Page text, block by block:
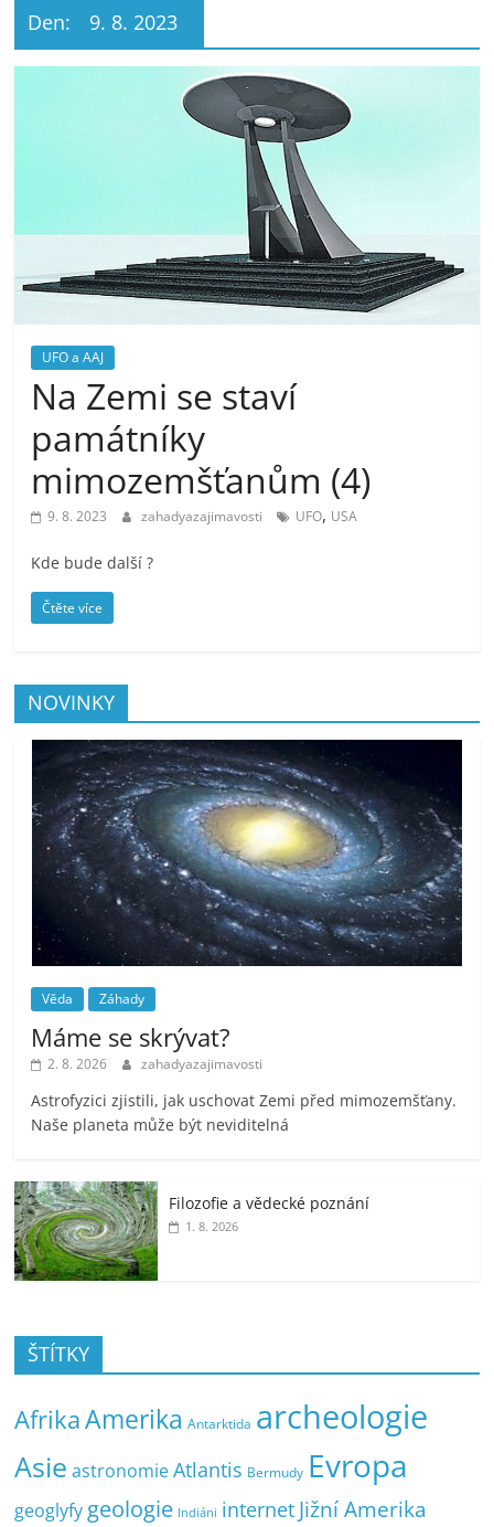
Den: 9. 8. 2023
UFO a AAJ
Na Zemi se staví
památníky
mimozemšťanům (4)
9. 8. 2023 zahadyazajimavosti UFO, USA
Kde bude další ?
Čtěte více
NOVINKY
Věda Záhady
Máme se skrývat?
2. 8. 2026 zahadyazajimavosti
Astrofyzici zjistili, jak uschovat Zemi před mimozemšťany.
Naše planeta může být neviditelná
Filozofie a vědecké poznání
1. 8. 2026
ŠTÍTKY
AfrikaAmerika Antarktida archeologie
Asie astronomie Atlantis Bermudy Evropa
geoglyfy geologie Indiáni internet Jižní Amerika